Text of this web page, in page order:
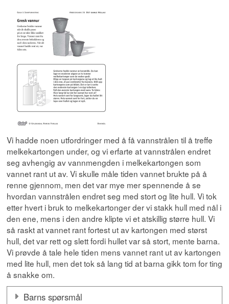
Vi hadde noen utfordringer med å få vannstrålen til å treffe
melkekartongen under, og vi erfarte at vannstrålen endret
seg avhengig av vannmengden i melkekartongen som
vannet rant ut av. Vi skulle måle tiden vannet brukte på å
renne gjennom, men det var mye mer spennende å se
hvordan vannstrålen endret seg med stort og lite hull. Vi tok
etter hvert i bruk to melkekartonger der vi stakk hull med nål i
den ene, mens i den andre klipte vi et atskillig større hull. Vi
så raskt at vannet rant fortest ut av kartongen med størst
hull, det var rett og slett fordi hullet var så stort, mente barna.
Vi prøvde å tale hele tiden mens vannet rant ut av kartongen
med lite hull, men det tok så lang tid at barna gikk tom for ting
å snakke om.
Barns spørsmål